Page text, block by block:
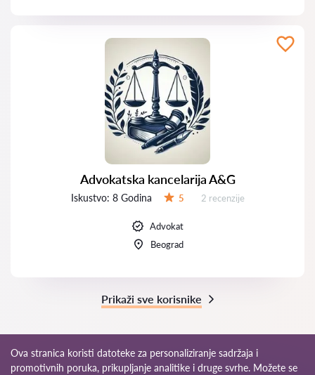
Advokatska kancelarija A&G
Iskustvo: 8 Godina 5 Recenzija:
2 recenzije
Advokat
Beograd
Prikaži sve korisnike
Ova stranica koristi datoteke za personaliziranje sadržaja i
promotivnih poruka, prikupljanje analitike i druge svrhe. Možete se